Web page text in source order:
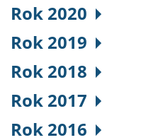
Rok 2020
Rok 2019
Rok 2018
Rok 2017
Rok 2016